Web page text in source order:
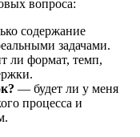
вопроса:
содержание
задачами.
ли формат, темп,
— будет ли у меня
процесса и